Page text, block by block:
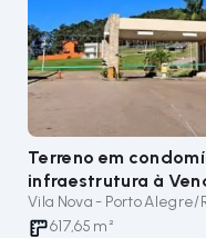
Terreno em
infraestrutura à
Vila Nova - Porto Alegre/
617,65 m²